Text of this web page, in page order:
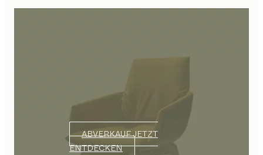
ABVERKAUF JETZT
ENTDECKEN